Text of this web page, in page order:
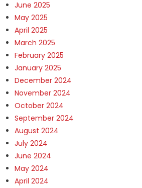
June 2025
May 2025
April 2025
March 2025
February 2025
January 2025
December 2024
November 2024
October 2024
September 2024
August 2024
July 2024
June 2024
May 2024
April 2024